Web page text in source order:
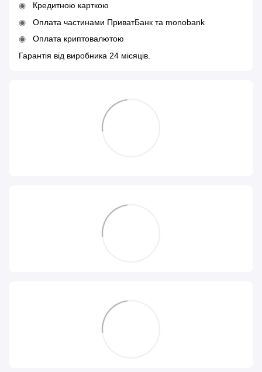
Кредитною карткою
Оплата частинами ПриватБанк та monobank
Оплата криптовалютою
Гарантія від виробника 24 місяців.